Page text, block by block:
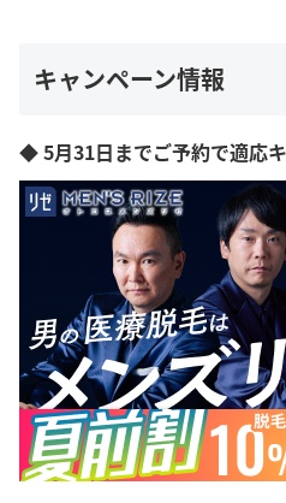
キャンペーン情報
◆ 5月31日までご予約で適応